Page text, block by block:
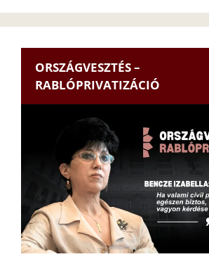
ORSZÁGVESZTÉS –
RABLÓPRIVATIZÁCIÓ